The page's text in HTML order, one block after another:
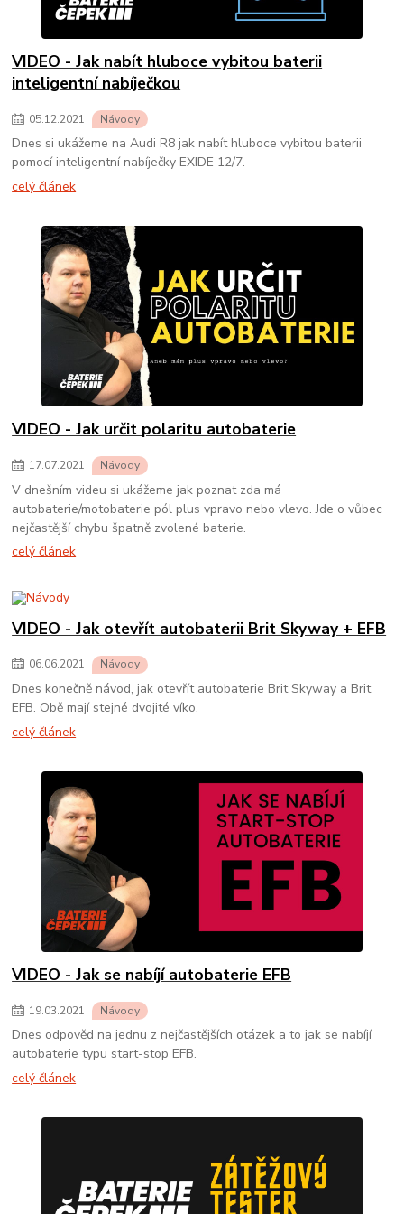
VIDEO - Jak nabít hluboce vybitou baterii
inteligentní nabíječkou
05.12.2021 Návody
Dnes si ukážeme na Audi R8 jak nabít hluboce vybitou baterii
pomocí inteligentní nabíječky EXIDE 12/7.
celý článek
VIDEO - Jak určit polaritu autobaterie
17.07.2021 Návody
V dnešním videu si ukážeme jak poznat zda má
autobaterie/motobaterie pól plus vpravo nebo vlevo. Jde o vůbec
nejčastější chybu špatně zvolené baterie.
celý článek
VIDEO - Jak otevřít autobaterii Brit Skyway + EFB
06.06.2021 Návody
Dnes konečně návod, jak otevřít autobaterie Brit Skyway a Brit
EFB. Obě mají stejné dvojité víko.
celý článek
VIDEO - Jak se nabíjí autobaterie EFB
19.03.2021 Návody
Dnes odpověd na jednu z nejčastějších otázek a to jak se nabíjí
autobaterie typu start-stop EFB.
celý článek